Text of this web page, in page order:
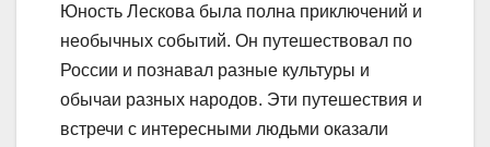
Юность Лескова была полна приключений и
необычных событий. Он путешествовал по
России и познавал разные культуры и
обычаи разных народов. Эти путешествия и
встречи с интересными людьми оказали